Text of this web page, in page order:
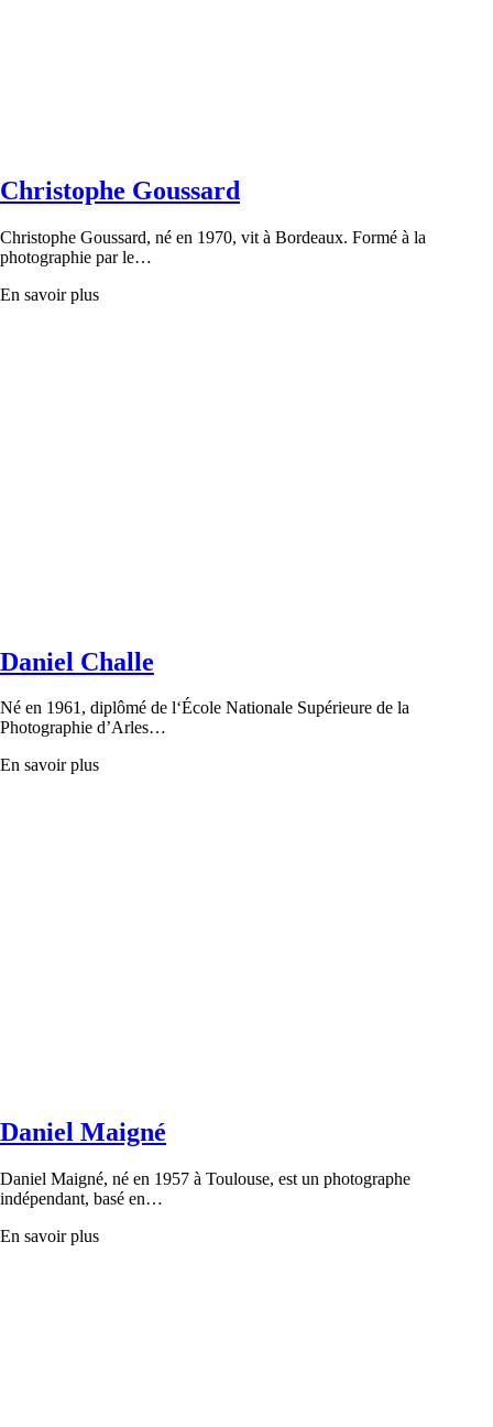
Christophe Goussard
Christophe Goussard, né en 1970, vit à Bordeaux. Formé à la
photographie par le…
En savoir plus
Daniel Challe
Né en 1961, diplômé de l‘École Nationale Supérieure de la
Photographie d’Arles…
En savoir plus
Daniel Maigné
Daniel Maigné, né en 1957 à Toulouse, est un photographe
indépendant, basé en…
En savoir plus